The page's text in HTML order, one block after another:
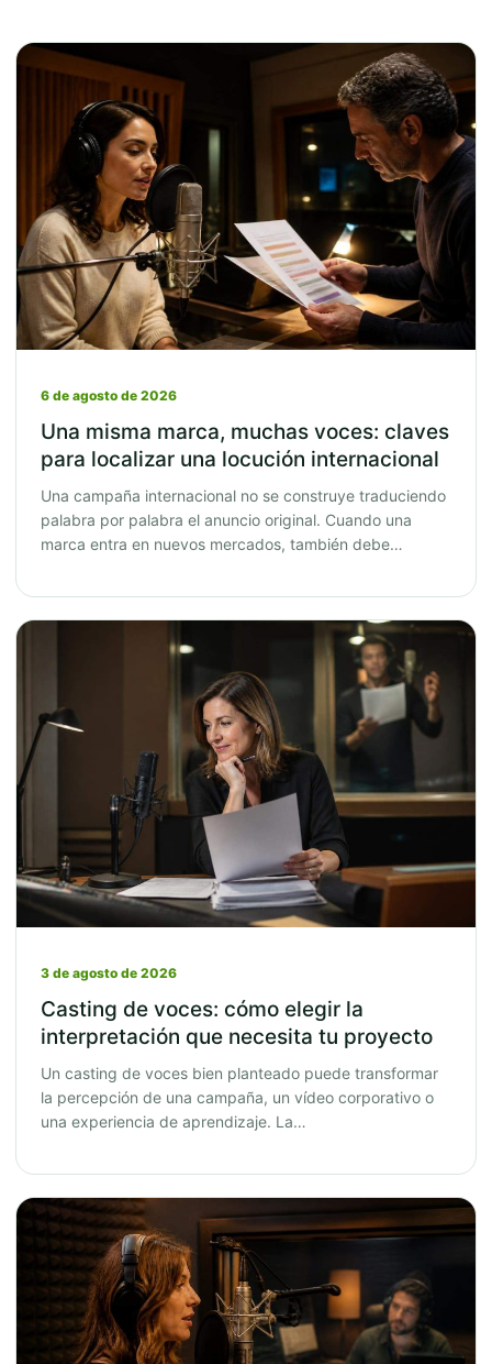
6 de agosto de 2026
Una misma marca, muchas voces: claves
para localizar una locución internacional
Una campaña internacional no se construye traduciendo
palabra por palabra el anuncio original. Cuando una
marca entra en nuevos mercados, también debe…
3 de agosto de 2026
Casting de voces: cómo elegir la
interpretación que necesita tu proyecto
Un casting de voces bien planteado puede transformar
la percepción de una campaña, un vídeo corporativo o
una experiencia de aprendizaje. La…